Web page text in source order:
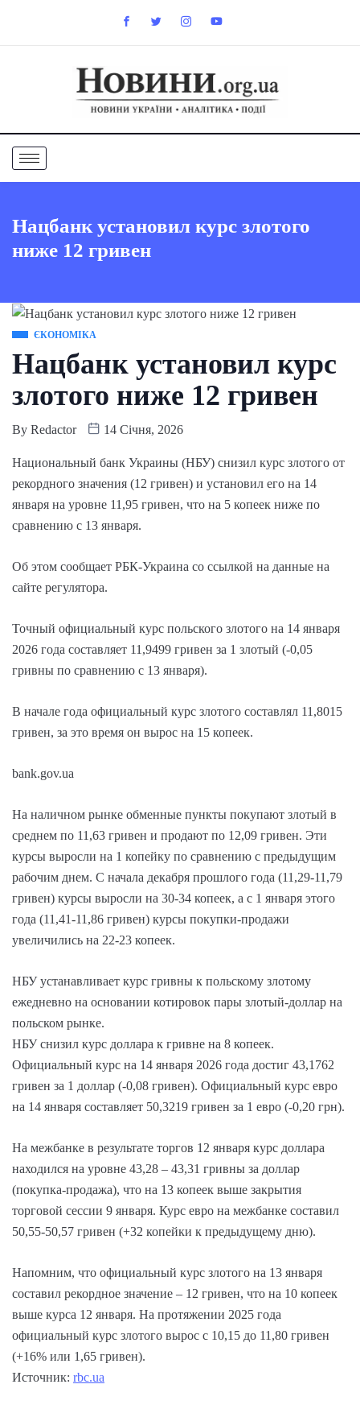
Нацбанк установил курс злотого
ниже 12 гривен
ЄКОНОМІКА
Нацбанк установил курс
злотого ниже 12 гривен
By Redactor 14 Січня, 2026
Национальный банк Украины (НБУ) снизил курс злотого от
рекордного значения (12 гривен) и установил его на 14
января на уровне 11,95 гривен, что на 5 копеек ниже по
сравнению с 13 января.
Об этом сообщает РБК-Украина со ссылкой на данные на
сайте регулятора.
Точный официальный курс польского злотого на 14 января
2026 года составляет 11,9499 гривен за 1 злотый (-0,05
гривны по сравнению с 13 января).
В начале года официальный курс злотого составлял 11,8015
гривен, за это время он вырос на 15 копеек.
bank.gov.ua
На наличном рынке обменные пункты покупают злотый в
среднем по 11,63 гривен и продают по 12,09 гривен. Эти
курсы выросли на 1 копейку по сравнению с предыдущим
рабочим днем. С начала декабря прошлого года (11,29-11,79
гривен) курсы выросли на 30-34 копеек, а с 1 января этого
года (11,41-11,86 гривен) курсы покупки-продажи
увеличились на 22-23 копеек.
НБУ устанавливает курс гривны к польскому злотому
ежедневно на основании котировок пары злотый-доллар на
польском рынке.
НБУ снизил курс доллара к гривне на 8 копеек.
Официальный курс на 14 января 2026 года достиг 43,1762
гривен за 1 доллар (-0,08 гривен). Официальный курс евро
на 14 января составляет 50,3219 гривен за 1 евро (-0,20 грн).
На межбанке в результате торгов 12 января курс доллара
находился на уровне 43,28 – 43,31 гривны за доллар
(покупка-продажа), что на 13 копеек выше закрытия
торговой сессии 9 января. Курс евро на межбанке составил
50,55-50,57 гривен (+32 копейки к предыдущему дню).
Напомним, что официальный курс злотого на 13 января
составил рекордное значение – 12 гривен, что на 10 копеек
выше курса 12 января. На протяжении 2025 года
официальный курс злотого вырос с 10,15 до 11,80 гривен
(+16% или 1,65 гривен).
Источник: rbc.ua